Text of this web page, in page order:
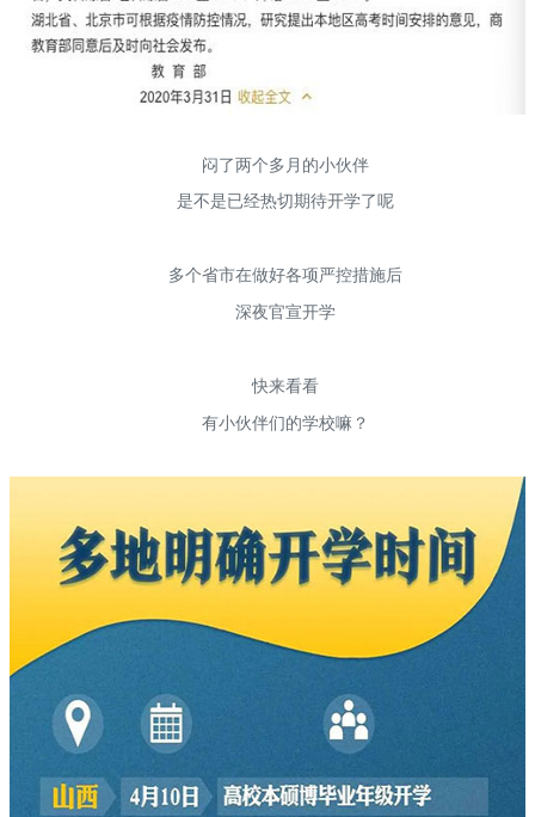
闷了两个多月的小伙伴
是不是已经热切期待开学了呢
多个省市在做好各项严控措施后
深夜官宣开学
快来看看
有小伙伴们的学校嘛？